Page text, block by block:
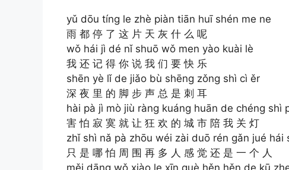
yǔ dōu tíng le zhè piàn tiān huī shén me ne
雨 都 停 了 这 片 天 灰 什 么 呢
wǒ hái jì dé nǐ shuō wǒ men yào kuài lè
我 还 记 得 你 说 我 们 要 快 乐
shēn yè lǐ de jiǎo bù shēng zǒng shì cì ěr
深 夜 里 的 脚 步 声 总 是 刺 耳
hài pà jì mò jiù ràng kuáng huān de chéng shì
害 怕 寂 寞 就 让 狂 欢 的 城 市 陪 我 关 灯
zhǐ shì nǎ pà zhōu wéi zài duō rén gǎn jué hái
只 是 哪 怕 周 围 再 多 人 感 觉 还 是 一 个 人
měi dāng wǒ xiào le xīn què hěn hěn de kū